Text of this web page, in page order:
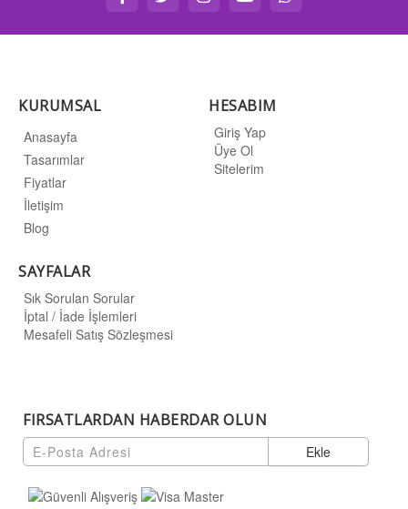
KURUMSAL
Anasayfa
Tasarımlar
Fiyatlar
İletişim
Blog
HESABIM
Giriş Yap
Üye Ol
Sitelerim
SAYFALAR
Sık Sorulan Sorular
İptal / İade İşlemleri
Mesafeli Satış Sözleşmesi
FIRSATLARDAN HABERDAR OLUN
Ekle